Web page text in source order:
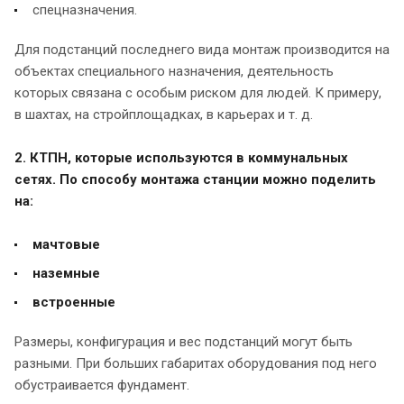
спецназначения.
Для подстанций последнего вида монтаж производится на
объектах специального назначения, деятельность
которых связана с особым риском для людей. К примеру,
в шахтах, на стройплощадках, в карьерах и т. д.
2. КТПН, которые используются в коммунальных
сетях. По способу монтажа станции можно поделить
на:
мачтовые
наземные
встроенные
Размеры, конфигурация и вес подстанций могут быть
разными. При больших габаритах оборудования под него
обустраивается фундамент.